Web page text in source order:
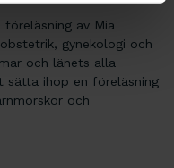
av Mia
gynekologi och
och länets alla
sätta ihop en föreläsning
och